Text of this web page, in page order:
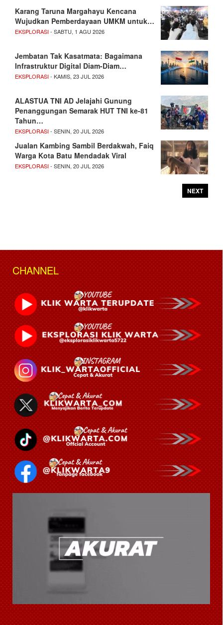
Karang Taruna Margahayu Kencana
Wujudkan Pemberdayaan UMKM untuk…
EKSPLORASI- SABTU, 1 AGU 2026
Jembatan Tak Kasatmata: Bagaimana
Infrastruktur Digital Diam-Diam…
EKSPLORASI- KAMIS, 23 JUL 2026
ALASTUA TNI AD Jelajahi Gunung
Penanggungan Semarak HUT TNI ke-81
Tahun…
EKSPLORASI- SENIN, 20 JUL 2026
Jualan Kambing Sambil Berdakwah, Faiq
Warga Kota Batu Mendadak Viral
EKSPLORASI- SENIN, 20 JUL 2026
NEXT
CHANNEL